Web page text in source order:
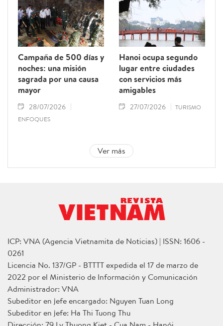
Campaña de 500 días y
noches: una misión
sagrada por una causa
mayor
28/07/2026
ENFOQUES
Hanoi ocupa segundo
lugar entre ciudades
con servicios más
amigables
27/07/2026 TURISMO
Ver más
ICP: VNA (Agencia Vietnamita de Noticias) | ISSN: 1606 -
0261
Licencia No. 137/GP - BTTTT expedida el 17 de marzo de
2022 por el Ministerio de Información y Comunicación
Administrador: VNA
Subeditor en jefe encargado: Nguyen Tuan Long
Subeditor en jefe: Ha Thi Tuong Thu